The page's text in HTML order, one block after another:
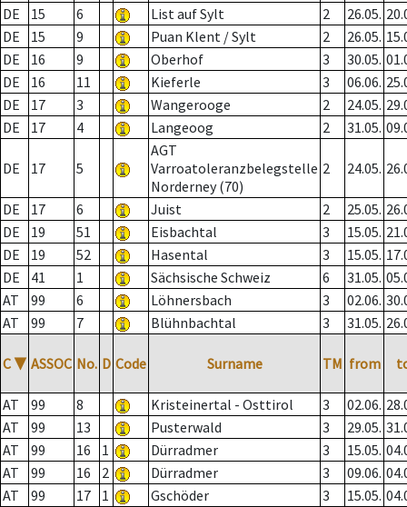
DE
15 6 List auf Sylt 2 26.05.
DE
15 9 Puan Klent / Sylt 2 26.05.
DE
16 9 Oberhof 3 30.05.
DE
16 11 Kieferle 3 06.06.
DE
17 3 Wangerooge 2 24.05.
DE
17 4 Langeoog 2 31.05.
DE 17 5
AGT
Varroatoleranzbelegstelle
Norderney (70)
2 24.05.
DE 17 6 Juist 2 25.05.
DE
19 51 Eisbachtal 3 15.05.
DE
19 52 Hasental 3 15.05.
DE
41 1 Sächsische Schweiz 6 31.05.
AT
99 6 Löhnersbach 3 02.06.
AT
99 7 Blühnbachtal 3 31.05.
C ▼ ASSOC No. D Code Surname TM from
AT 99 8 Kristeinertal - Osttirol 3 02.06.
AT
99 13 Pusterwald 3 29.05.
AT
99 16 1 Dürradmer 3 15.05.
AT
99 16 2 Dürradmer 3 09.06.
AT
99 17 1 Gschöder 3 15.05.